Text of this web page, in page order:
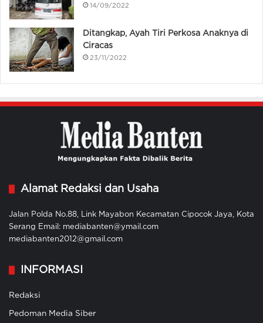
14/09/2022
Ditangkap, Ayah Tiri Perkosa Anaknya di
Ciracas
23/11/2022
Alamat Redaksi dan Usaha
Jalan Polda No.88, Link Mayabon Kecamatan Cipocok Jaya, Kota
Serang Email: mediabanten@ymail.com
mediabanten2012@gmail.com
INFORMASI
Redaksi
Pedoman Media Siber